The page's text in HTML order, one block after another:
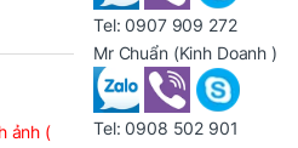
ảnh (
Tel:0907 909 272
Mr Chuẩn (Kinh Doanh )
Tel:0908 502 901